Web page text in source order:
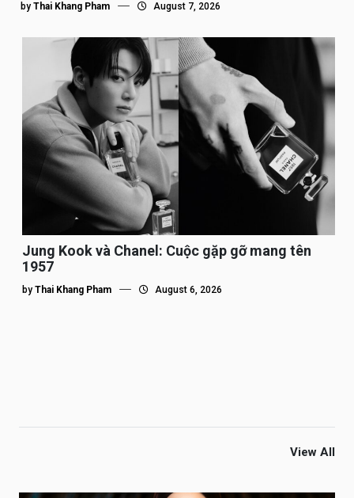
by Thai Khang Pham August 7, 2026
Jung Kook và Chanel: Cuộc gặp gỡ mang tên
1957
by Thai Khang Pham August 6, 2026
View All